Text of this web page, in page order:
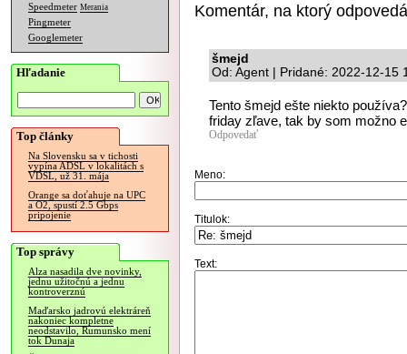
Speedmeter Merania
Pingmeter
Googlemeter
Hľadanie
Top články
Na Slovensku sa v tichosti
vypína ADSL v lokalitách s
VDSL, už 31. mája
Orange sa doťahuje na UPC
a O2, spustí 2.5 Gbps
pripojenie
Top správy
Alza nasadila dve novinky,
jednu užitočnú a jednu
kontroverznú
Maďarsko jadrovú elektráreň
nakoniec kompletne
neodstavilo, Rumunsko mení
tok Dunaja
Komentár, na ktorý
šmejd
Od: Agent | Pridané: 2022-12-15
Tento šmejd ešte niekto
friday zľave, tak by som možno
Odpovedať
Meno:
Titulok:
Text: